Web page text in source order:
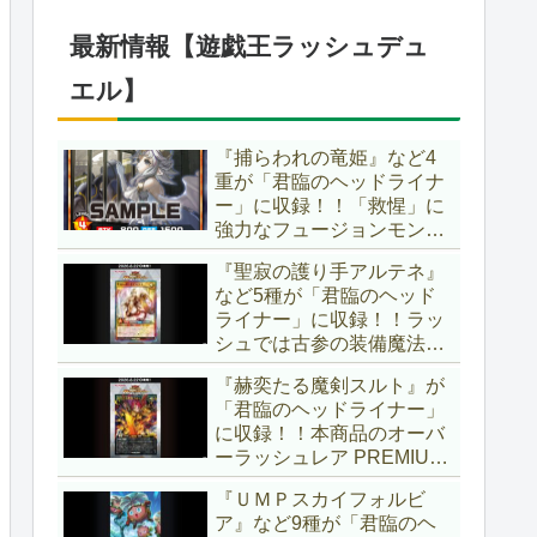
でしたし、それを再現する
のかな？【遊戯王OCG】
最新情報【遊戯王ラッシュデュ
エル】
『捕らわれの竜姫』など4
重が「君臨のヘッドライナ
ー」に収録！！「救惺」に
強力なフュージョンモンス
ターとサポーターが登
場！！性能の高さはもちろ
ん、イラストから推察され
る背景ストーリーも興味深
い……。【遊戯王ラッシュ
デュエル】
『聖寂の護り手アルテネ』
など5種が「君臨のヘッド
ライナー」に収録！！ラッ
シュでは古参の装備魔法
『アルテネの加護』がテー
マ化！！3種のユニオンが
存在し、天使族では汎用的
なサポーターとなります
ね！！【遊戯王ラッシュデ
ュエル】
『赫奕たる魔剣スルト』が
「君臨のヘッドライナー」
に収録！！本商品のオーバ
ーラッシュレア PREMIUM
BLACK Ver.枠！！初の下級
モンスターで、「ヘルシ
ィ」と相性抜群なバウンス
『ＵＭＰスカイフォルビ
ア』など9種が「君臨のヘ